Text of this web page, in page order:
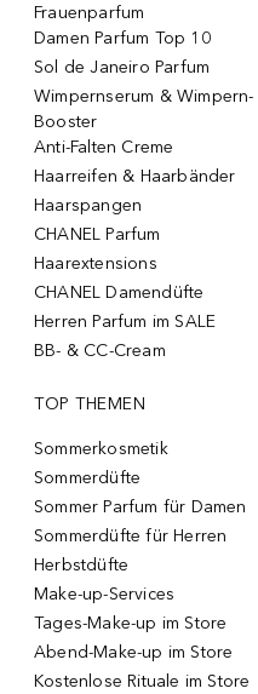
Frauenparfum
Damen Parfum Top 10
Sol de Janeiro Parfum
Wimpernserum & Wimpern-
Booster
Anti-Falten Creme
Haarreifen & Haarbänder
Haarspangen
CHANEL Parfum
Haarextensions
CHANEL Damendüfte
Herren Parfum im SALE
BB- & CC-Cream
TOP THEMEN
Sommerkosmetik
Sommerdüfte
Sommer Parfum für Damen
Sommerdüfte für Herren
Herbstdüfte
Make-up-Services
Tages-Make-up im Store
Abend-Make-up im Store
Kostenlose Rituale im Store